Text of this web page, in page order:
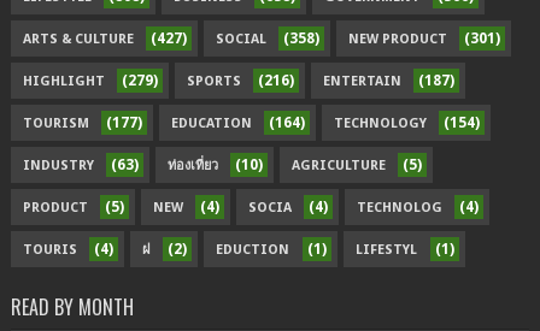
ARTS & CULTURE (427) SOCIAL (358) NEW PRODUCT (301)
HIGHLIGHT (279) SPORTS (216) ENTERTAIN (187)
TOURISM (177) EDUCATION (164) TECHNOLOGY (154)
INDUSTRY (63) ท่องเที่ยว (10) AGRICULTURE (5)
PRODUCT (5) NEW (4) SOCIA (4) TECHNOLOG (4)
TOURIS (4) ฝ (2) EDUCTION (1) LIFESTYL (1)
READ BY MONTH